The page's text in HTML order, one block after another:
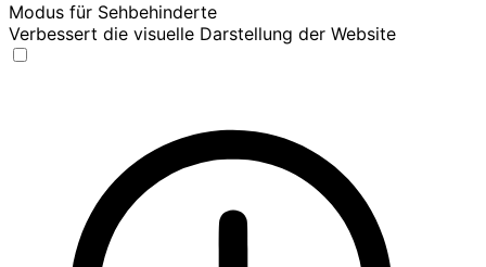
Modus für Sehbehinderte
Verbessert die visuelle Darstellung der Website